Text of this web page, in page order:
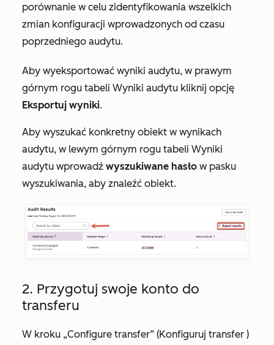
porównanie w celu zidentyfikowania wszelkich
zmian konfiguracji wprowadzonych od czasu
poprzedniego audytu.
Aby wyeksportować wyniki audytu, w prawym
górnym rogu tabeli Wyniki audytu kliknij opcję
Eksportuj wyniki.
Aby wyszukać konkretny obiekt w wynikach
audytu, w lewym górnym rogu tabeli Wyniki
audytu wprowadź wyszukiwane hasło w pasku
wyszukiwania, aby znaleźć obiekt.
2. Przygotuj swoje konto do
transferu
W kroku „Configure transfer” (Konfiguruj transfer )